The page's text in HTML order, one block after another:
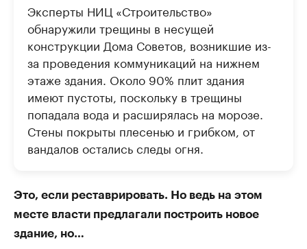
Эксперты НИЦ «Строительство»
обнаружили трещины в несущей
конструкции Дома Советов, возникшие из-
за проведения коммуникаций на нижнем
этаже здания. Около 90% плит здания
имеют пустоты, поскольку в трещины
попадала вода и расширялась на морозе.
Стены покрыты плесенью и грибком, от
вандалов остались следы огня.
Это, если реставрировать. Но ведь на этом
месте власти предлагали построить новое
здание, но…